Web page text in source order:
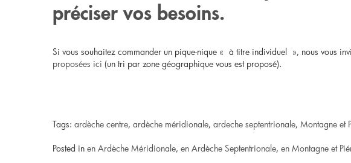
nique
€
préciser vos besoins.
Si vous souhaitez commander un pique-nique « à titre individuel », nous vous
proposées ici (un tri par zone géographique vous est proposé).
Tags: ardèche centre, ardèche méridionale, ardeche septentrionale, Montagne et
Posted in en Ardèche Méridionale, en Ardèche Septentrionale, en Montagne et